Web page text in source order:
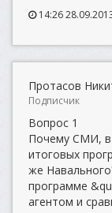
14:26
Протасов
Подписчик
Вопрос 1
Почему СМИ, в
итоговых
же
программе
агентом и